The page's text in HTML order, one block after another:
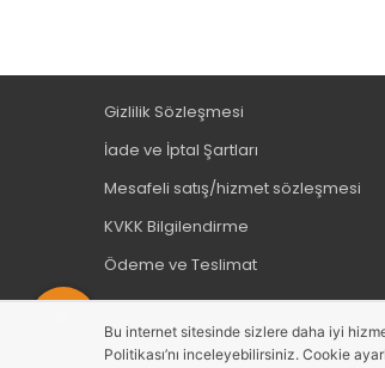
Gizlilik Sözleşmesi
İade ve İptal Şartları
Mesafeli satış/hizmet sözleşmesi
KVKK Bilgilendirme
Ödeme ve Teslimat
Bu internet sitesinde sizlere daha iyi
Politikası’nı inceleyebilirsiniz. Cookie